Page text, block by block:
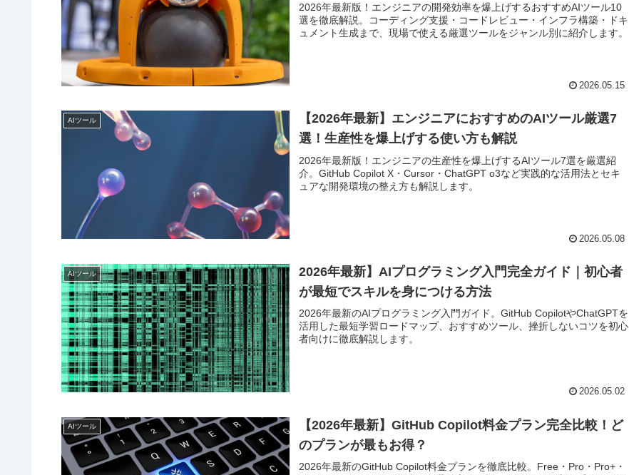
2026年最新版！エンジニアの開発効率を爆上げするおすすめAIツール10
選を徹底解説。コーディング支援・コードレビュー・インフラ構築・ドキ
ュメント生成まで、現場で使える厳選ツールをジャンル別に紹介します。
2026.05.15
AIツール
【2026年最新】エンジニアにおすすめのAIツール厳選7
選！生産性を爆上げする使い方も解説
2026年最新版！エンジニアの生産性を爆上げするAIツール7選を厳選紹
介。GitHub Copilot X・Cursor・ChatGPT o3など実践的な活用法とセキ
ュアな開発環境の整え方も解説します。
2026.05.08
AIツール
2026年最新】AIプログラミング入門完全ガイド｜初心者
が最短でスキルを身につける方法
2026年最新のAIプログラミング入門ガイド。GitHub CopilotやChatGPTを
活用した最短学習ロードマップ、おすすめツール、挫折しないコツを初心
者向けに徹底解説します。
2026.05.02
AIツール
【2026年最新】GitHub Copilot料金プラン完全比較！ど
のプランが最もお得？
2026年最新のGitHub Copilot料金プランを徹底比較。Free・Pro・Pro+・